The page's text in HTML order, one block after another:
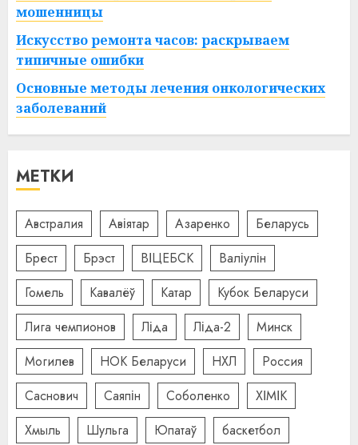
мошенницы
Искусство ремонта часов: раскрываем
типичные ошибки
Основные методы лечения онкологических
заболеваний
МЕТКИ
Австралия Авіятар Азаренко
Беларусь
Брест
Брэст ВІЦЕБСК
Валіулін
Гомель
Кавалёў Катар
Кубок Беларуси
Лига чемпионов
Ліда Ліда-2
Минск
Могилев
НОК Беларуси НХЛ
Россия
Саснович
Саяпін Соболенко
ХІМІК
Хмыль
Шульга Юпатаў
баскетбол